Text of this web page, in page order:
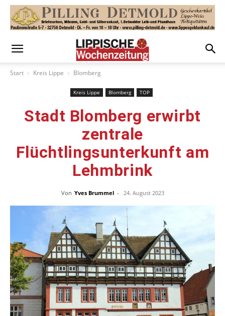
Start Kreis Lippe Blomberg
Kreis Lippe Blomberg TOP
Stadt Blomberg erwirbt
zentrale
Flüchtlingsunterkunft am
Lehmbrink
Von Yves Brummel - 24. August 2023